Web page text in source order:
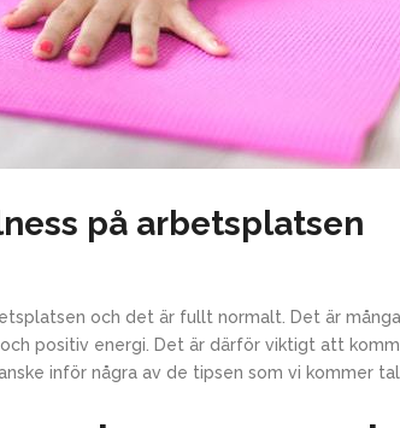
på arbetsplatsen
och det är fullt normalt. Det är
positiv energi. Det är därför viktigt att
inför några av de tipsen som vi kommer